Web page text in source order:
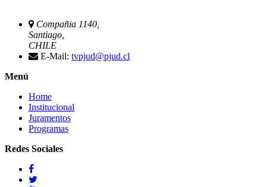
Compañia 1140,
Santiago,
CHILE
E-Mail: tvpjud@pjud.cl
Menú
Home
Institucional
Juramentos
Programas
Redes Sociales